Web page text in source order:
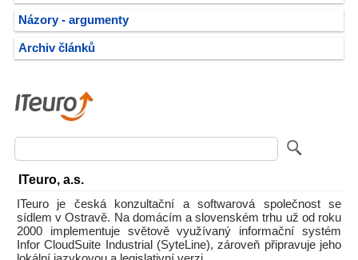
Názory - argumenty
Archiv článků
ITeuro, a.s.
ITeuro je česká konzultační a softwarová společnost se
sídlem v Ostravě. Na domácím a slovenském trhu už od roku
2000 implementuje světově využívaný informační systém
Infor CloudSuite Industrial (SyteLine), zároveň připravuje jeho